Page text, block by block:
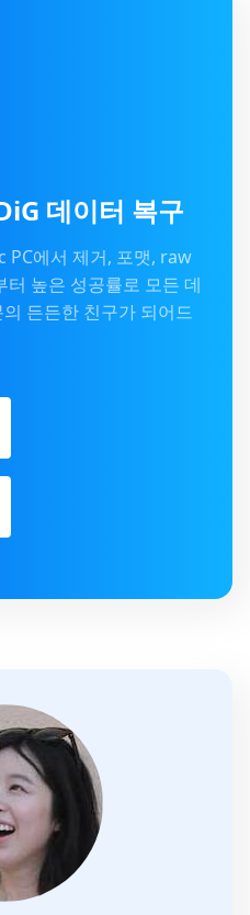
데이터 복구
에서 제거, 포맷, raw
높은 성공률로 모든 데
든든한 친구가 되어드